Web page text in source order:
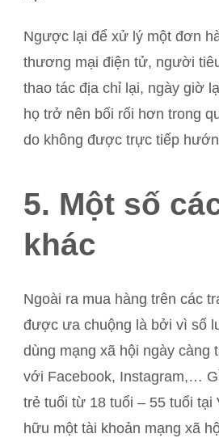
Ngược lại để xử lý một đơn
thương mại điện tử, người
thao tác địa chỉ lại, ngày giờ
họ trở nên bối rối hơn trong
do không được trực tiếp
5. Một số
khác
Ngoài ra mua hàng trên các
được ưa chuộng là bởi vì số
dùng mạng xã hội ngày càng
với Facebook, Instagram,…
trẻ tuổi từ 18 tuổi – 55 tuổi tại
hữu một tài khoản mạng xã